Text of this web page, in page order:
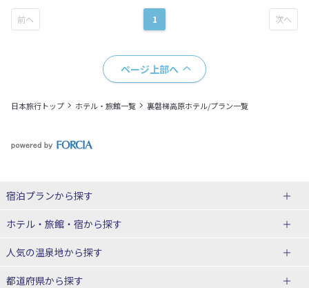
1
ページ上部へ
日本旅行トップ ホテル・旅館一覧 裏磐梯高原ホテル/プラン一覧
宿泊プランから探す
北海道
東北
青森県
ホテル・旅館・宿から探す
北海道ホテル・旅館
人気の温泉地から探す
北海道
都道府県から探す